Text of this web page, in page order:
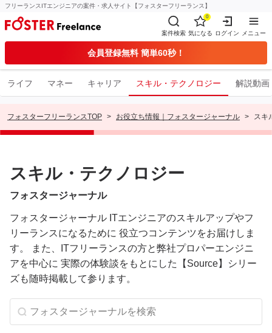
フリーランスITエンジニアの案件・求人サイト【フォスターフリーランス】
案件検索
0
気になる ログイン メニュー
会員登録無料 簡単60秒！
ライフ マネー キャリア スキル・テクノロジー 解説動画
フォスターフリーランスTOP お役立ち情報｜フォスタージャーナル スキ
スキル・テクノロジー
フォスタージャーナル
フォスタージャーナル ITエンジニアのスキルアップやフ
リーランスになるために 役立つコンテンツをお届けしま
す。
また、ITフリーランスの方と弊社プロパーエンジニ
アを中心に 実際の体験談をもとにした【Source】シリー
ズも随時掲載して参ります。